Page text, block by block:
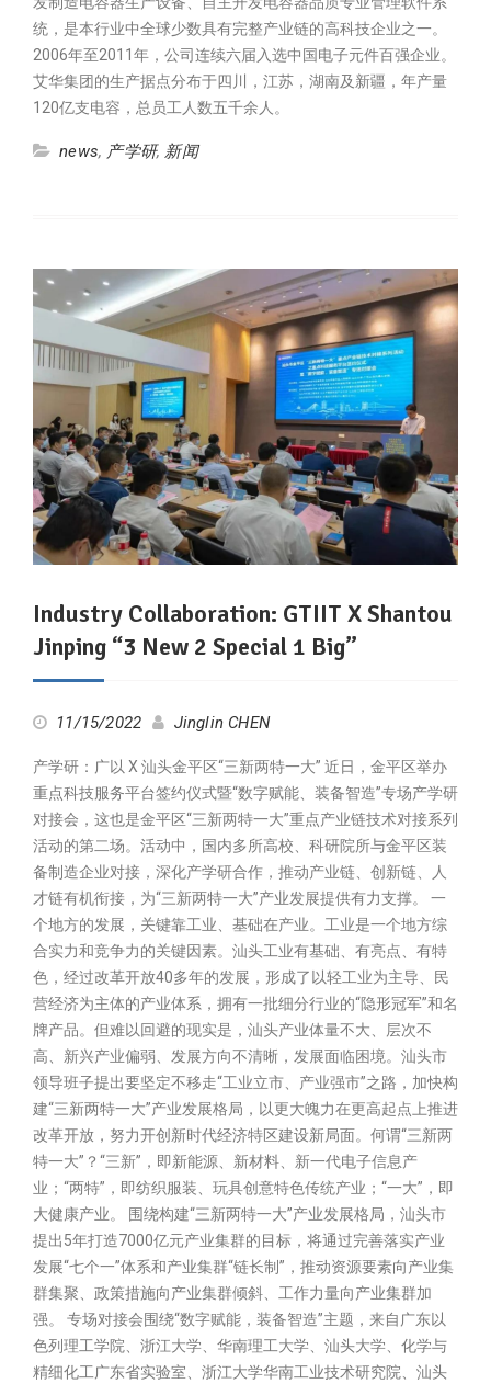
统，是本行业中全球少数具有完整产业链的高科技企业之一。
2006年至2011年，公司连续六届入选中国电子元件百强企业。
艾华集团的生产据点分布于四川，江苏，湖南及新疆，年产量
120亿支电容，总员工人数五千余人。
news, 产学研, 新闻
Industry Collaboration: GTIIT X Shantou
Jinping “3 New 2 Special 1 Big”
11/15/2022 Jinglin CHEN
产学研：广以 X 汕头金平区“三新两特一大” 近日，金平区举办
重点科技服务平台签约仪式暨“数字赋能、装备智造”专场产学研
对接会，这也是金平区“三新两特一大”重点产业链技术对接系列
活动的第二场。活动中，国内多所高校、科研院所与金平区装
备制造企业对接，深化产学研合作，推动产业链、创新链、人
才链有机衔接，为“三新两特一大”产业发展提供有力支撑。 一
个地方的发展，关键靠工业、基础在产业。工业是一个地方综
合实力和竞争力的关键因素。汕头工业有基础、有亮点、有特
色，经过改革开放40多年的发展，形成了以轻工业为主导、民
营经济为主体的产业体系，拥有一批细分行业的“隐形冠军”和名
牌产品。但难以回避的现实是，汕头产业体量不大、层次不
高、新兴产业偏弱、发展方向不清晰，发展面临困境。汕头市
领导班子提出要坚定不移走“工业立市、产业强市”之路，加快构
建“三新两特一大”产业发展格局，以更大魄力在更高起点上推进
改革开放，努力开创新时代经济特区建设新局面。何谓“三新两
特一大”？“三新”，即新能源、新材料、新一代电子信息产
业；“两特”，即纺织服装、玩具创意特色传统产业；“一大”，即
大健康产业。 围绕构建“三新两特一大”产业发展格局，汕头市
提出5年打造7000亿元产业集群的目标，将通过完善落实产业
发展“七个一”体系和产业集群“链长制”，推动资源要素向产业集
群集聚、政策措施向产业集群倾斜、工作力量向产业集群加
强。 专场对接会围绕“数字赋能，装备智造”主题，来自广东以
色列理工学院、浙江大学、华南理工大学、汕头大学、化学与
精细化工广东省实验室、浙江大学华南工业技术研究院、汕头